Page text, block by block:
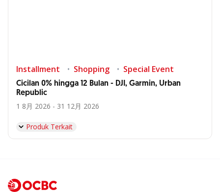
Installment Shopping Special Event
Cicilan 0% hingga 12 Bulan - DJI, Garmin, Urban
Republic
1 8月 2026 - 31 12月 2026
Produk Terkait